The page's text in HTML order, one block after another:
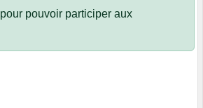
pour pouvoir participer aux